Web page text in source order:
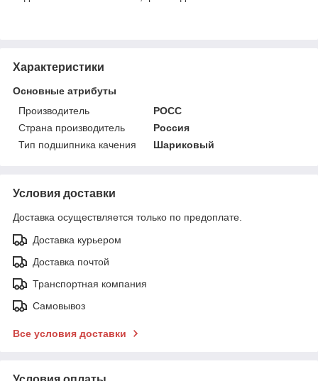
Характеристики
Основные атрибуты
Производитель
РОСС
Страна производитель
Россия
Тип подшипника качения
Шариковый
Условия доставки
Доставка осуществляется только по предоплате.
Доставка курьером
Доставка почтой
Транспортная компания
Самовывоз
Все условия доставки